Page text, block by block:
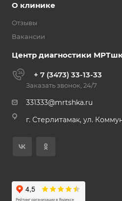
О клинике
Отзывы
Вакансии
Центр диагностики
+ 7 (3473) 33-13-33
Заказать звонок, 24/7
331333@mrtshka.ru
г. Стерлитамак, ул.